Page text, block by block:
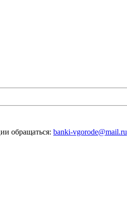
обращаться: banki-vgorode@mail.ru